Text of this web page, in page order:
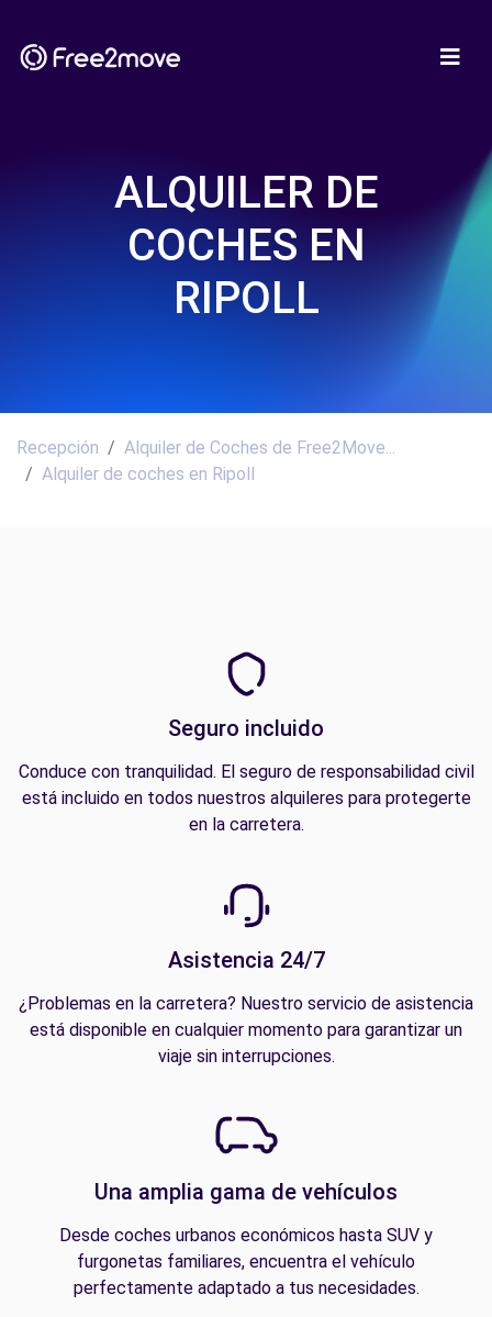
ALQUILER DE
COCHES EN
RIPOLL
Recepción
Alquiler de Coches de Free2Move...
Alquiler de coches en Ripoll
Seguro incluido
Conduce con tranquilidad. El seguro de responsabilidad civil
está incluido en todos nuestros alquileres para protegerte
en la carretera.
Asistencia 24/7
¿Problemas en la carretera? Nuestro servicio de asistencia
está disponible en cualquier momento para garantizar un
viaje sin interrupciones.
Una amplia gama de vehículos
Desde coches urbanos económicos hasta SUV y
furgonetas familiares, encuentra el vehículo
perfectamente adaptado a tus necesidades.